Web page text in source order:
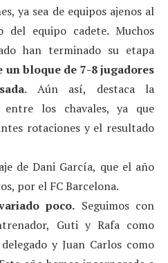
ya sea de equipos ajenos al
equipo cadete. Muchos
han terminado su etapa
un bloque de 7-8 jugadores
. Aún así, destaca la
entre los chavales, ya que
rotaciones y el resultado
de Dani García, que el año
por el FC Barcelona.
poco. Seguimos con
Guti y Rafa como
y Juan Carlos como